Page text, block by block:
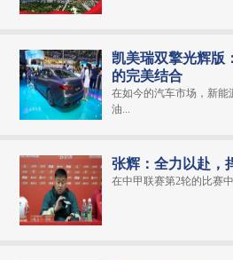
凯美瑞双擎光辉版
的完美结合
在如今的汽车市场，新能
油...
张辉：全力以赴，
在中甲联赛第2轮的比赛